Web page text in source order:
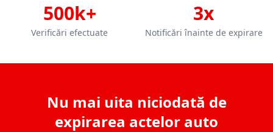
500k+
Verificări efectuate
3x
Notificări înainte de expirare
Nu mai uita niciodată de
expirarea actelor auto